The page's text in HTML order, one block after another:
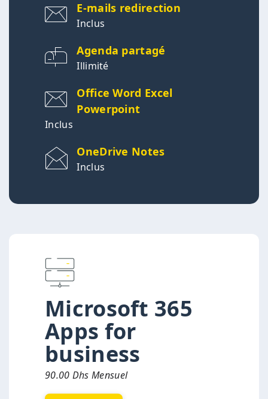
E-mails redirection
Inclus
Agenda partagé
Illimité
Office Word Excel
Powerpoint
Inclus
OneDrive Notes
Inclus
Microsoft 365
Apps for
business
90.00 Dhs Mensuel